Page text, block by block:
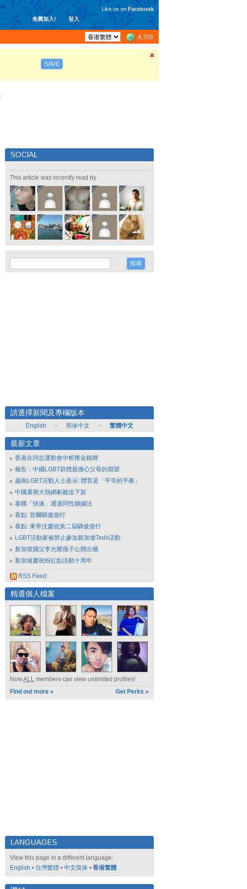
免費加入! 登入
Like us on Facebook
4,706
SAVE
SOCIAL
This article was recently read by
請選擇新聞及專欄版本
English - 简体中文 - 繁體中文
最新文章
香港在同志運動會中斬獲金銀牌
報告：中國LGBT群體最擔心父母的期望
越南LGBT活動人士表示: 體育是「平等的平臺」
中國暑期大熱網劇被迫下架
泰國「快速」通過同性婚姻法
看點: 首爾驕傲遊行
看點: 東帝汶慶祝第二屆驕傲遊行
LGBT活動家被禁止參加新加坡Tedx活動
新加坡國父李光耀孫子公開出櫃
新加坡慶祝粉紅點活動十周年
RSS Feed:
精選個人檔案
NowALL members can view unlimited profiles!
Find out more »
Get Perks »
LANGUAGES
View this page in a different language:
English • 台灣繁體 • 中文简体 • 香港繁體